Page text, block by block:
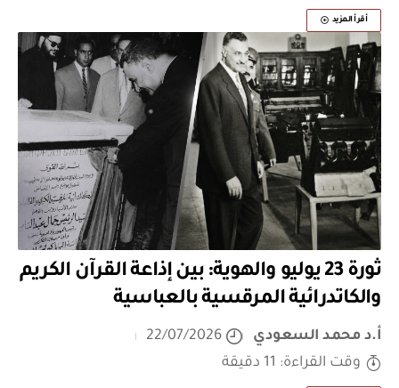
أقرأ المزيد
ثورة 23 يوليو والهوية: بين إذاعة القرآن الكريم
والكاتدرائية المرقسية بالعباسية
أ.د محمد السعودي
22/07/2026
وقت القراءة: 11 دقيقة